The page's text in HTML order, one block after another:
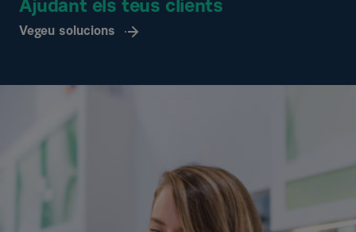
Ajudant els teus clients
Vegeu solucions